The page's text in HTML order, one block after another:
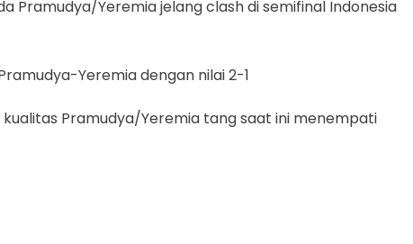
Pramudya/Yeremia jelang clash di semifinal Indonesia
Yeremia dengan nilai 2-1
Pramudya/Yeremia tang saat ini menempati